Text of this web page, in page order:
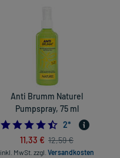
Anti Brumm Naturel
Pumpspray, 75 ml
4.5
2*
11,33 € 12,59 €
inkl. MwSt. zzgl. Versandkosten